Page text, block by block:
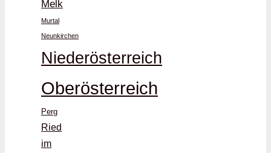
Melk
Murtal
Neunkirchen
Niederösterreich
Oberösterreich
Perg
Ried
im